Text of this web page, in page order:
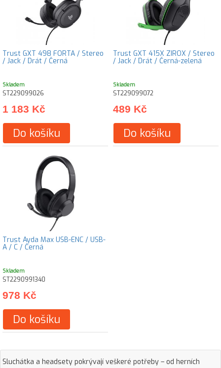
Trust GXT 498 FORTA / Stereo
/ Jack / Drát / Černá
Skladem
ST229099026
1 183 Kč
Do košíku
Trust GXT 415X ZIROX / Stereo
/ Jack / Drát / Černá-zelená
Skladem
ST229099072
489 Kč
Do košíku
Trust Ayda Max USB-ENC / USB-
A / C / Černá
Skladem
ST2290991340
978 Kč
Do košíku
Sluchátka a headsety pokrývají veškeré potřeby – od herních